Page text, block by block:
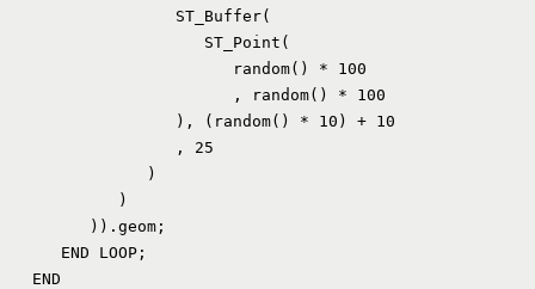
                  ST_Buffer(
                     ST_Point(
                        random() * 100
                        , random() * 100
                  ), (random() * 10) + 10
                  , 25
               )
            )
         )).geom;
      END LOOP;
   END